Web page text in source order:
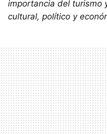
importancia del turismo
cultural, político y